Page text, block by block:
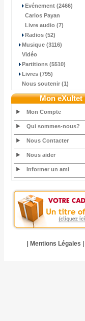
Evénement (2466)
Carlos Payan
Livre audio (7)
Radios (52)
Musique (3116)
Vidéo
Partitions (5510)
Livres (795)
Nous soutenir (1)
Mon eXultet
Mon Compte
Qui sommes-nous?
Nous Contacter
Nous aider
Informer un ami
Mentions Légales